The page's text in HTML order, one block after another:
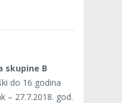
skupine B
do 16 godina
– 27.7.2018. god.